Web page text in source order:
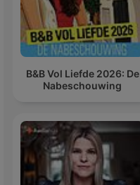
B&B Vol Liefde 2026: De
Nabeschouwing